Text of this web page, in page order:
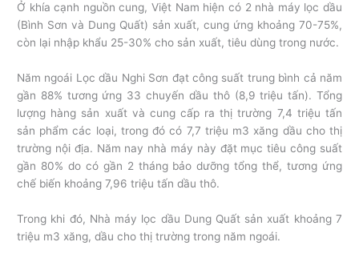
Ở khía cạnh nguồn cung, Việt Nam hiện có 2 nhà máy lọc dầu
(Bình Sơn và Dung Quất) sản xuất, cung ứng khoảng 70-75%,
còn lại nhập khẩu 25-30% cho sản xuất, tiêu dùng trong nước.
Năm ngoái Lọc dầu Nghi Sơn đạt công suất trung bình cả năm
gần 88% tương ứng 33 chuyến dầu thô (8,9 triệu tấn). Tổng
lượng hàng sản xuất và cung cấp ra thị trường 7,4 triệu tấn
sản phẩm các loại, trong đó có 7,7 triệu m3 xăng dầu cho thị
trường nội địa. Năm nay nhà máy này đặt mục tiêu công suất
gần 80% do có gần 2 tháng bảo dưỡng tổng thể, tương ứng
chế biến khoảng 7,96 triệu tấn dầu thô.
Trong khi đó, Nhà máy lọc dầu Dung Quất sản xuất khoảng 7
triệu m3 xăng, dầu cho thị trường trong năm ngoái.